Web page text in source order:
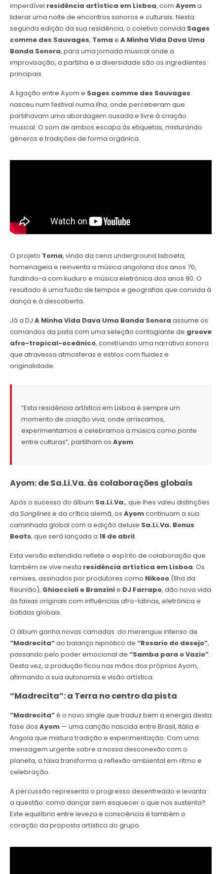
imperdível residência artística em Lisboa, com Ayoma
liderar uma noite de encontros sonoros e culturais. Nesta
segunda edição da sua residência, o coletivo convida Sages
comme des Sauvages, Toma e A Minha Vida Dava Uma
Banda Sonora, para uma jornada musical onde a
improvisação, a partilha e a diversidade são os ingredientes
principais.
A ligação entre Ayom e Sages comme des Sauvages
nasceu num festival numa ilha, onde perceberam que
partilhavam uma abordagem ousada e livre à criação
musical. O som de ambos escapa às etiquetas, misturando
géneros e tradições de forma orgânica.
O projeto Toma, vindo da cena underground lisboeta,
homenageia e reinventa a música angolana dos anos 70,
fundindo-a com kuduro e música eletrónica dos anos 90. O
resultado é uma fusão de tempos e geografias que convida à
dança e à descoberta.
Já a DJ A Minha Vida Dava Uma Banda Sonora assume os
comandos da pista com uma seleção contagiante de groove
afro-tropical-oceânico, construindo uma narrativa sonora
que atravessa atmosferas e estilos com fluidez e
originalidade.
“Esta residência artística em Lisboa é sempre um
momento de criação viva, onde arriscamos,
experimentamos e celebramos a música como ponte
entre culturas”, partilham os Ayom.
Ayom: de Sa.Li.Va. às colaborações globais
Após o sucesso do álbum Sa.Li.Va., que lhes valeu distinções
da Songlines e da crítica alemã, os Ayomcontinuam a sua
caminhada global com a edição deluxe Sa.Li.Va. Bonus
Beats, que será lançada a 18 de abril.
Esta versão estendida reflete o espírito de colaboração que
também se vive nesta residência artística em Lisboa. Os
remixes, assinados por produtores como Nikooo(Ilha da
Reunião), Ghiaccioli e Branzinie DJ Farrapo, dão nova vida
às faixas originais com influências afro-latinas, eletrónica e
batidas globais.
O álbum ganha novas camadas: do merengue intenso de
“Madrecita”ao balanço hipnótico de “Rosario do desejo”,
passando pelo poder emocional de “Samba para o Vazio”.
Desta vez, a produção ficou nas mãos dos próprios Ayom,
afirmando a sua autonomia e visão artística.
“Madrecita”: a Terra no centro da pista
“Madrecita”é o novo single que traduz bem a energia desta
fase dos Ayom— uma canção nascida entre Brasil, Itália e
Angola que mistura tradição e experimentação. Com uma
mensagem urgente sobre a nossa desconexão com o
planeta, a faixa transforma a reflexão ambiental em ritmo e
celebração.
A percussão representa o progresso desenfreado e levanta
a questão: como dançar sem esquecer o que nos sustenta?
Este equilíbrio entre leveza e consciência é também o
coração da proposta artística do grupo.